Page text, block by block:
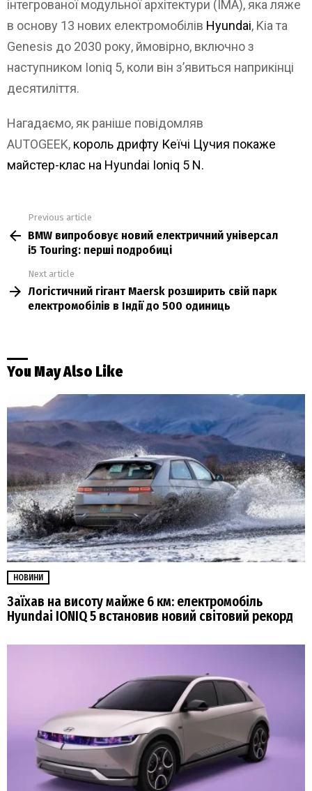
інтегрованої модульної архітектури (IMA), яка ляже
в основу 13 нових електромобілів Hyundai, Kia та
Genesis до 2030 року, ймовірно, включно з
наступником Ioniq 5, коли він з’явиться наприкінці
десятиліття.
Нагадаємо, як раніше повідомляв
AUTOGEEK, король дрифту Кеїчі Цучия покаже
майстер-клас на Hyundai Ioniq 5 N.
more
Previous article
BMW випробовує новий електричний універсал
i5 Touring: перші подробиці
Next article
Логістичний гігант Maersk розширить свій парк
електромобілів в Індії до 500 одиниць
You May Also Like
НОВИНИ
Заїхав на висоту майже 6 км: електромобіль
Hyundai IONIQ 5 встановив новий світовий рекорд